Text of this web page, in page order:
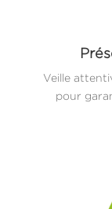
Veille
pour